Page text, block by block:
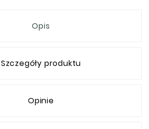
Opis
Szczegóły produktu
Opinie